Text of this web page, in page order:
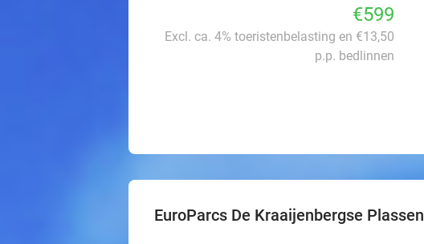
€599
Excl. ca. 4% toeristenbelasting en €13,50
p.p. bedlinnen
EuroParcs De Kraaijenbergse Plassen